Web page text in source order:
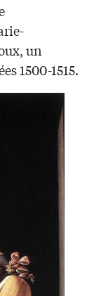
un
1500-1515.